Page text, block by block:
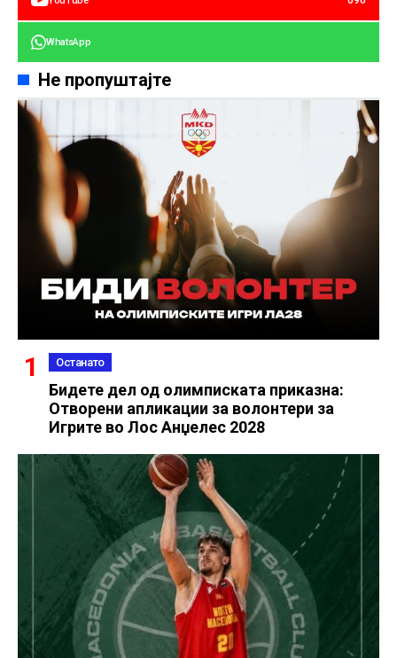
WhatsApp
Не пропуштајте
Останато
Бидете дел од олимписката приказна:
Отворени апликации за волонтери за
Игрите во Лос Анџелес 2028